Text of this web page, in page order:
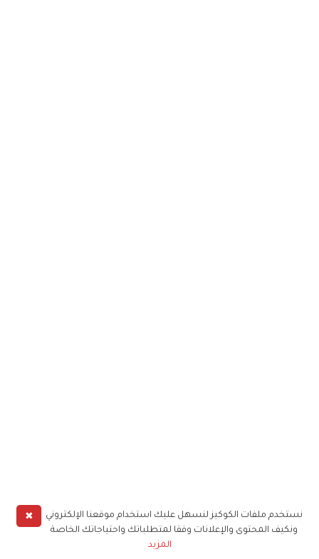
✖
نستخدم ملفات الكوكيز لنسهل عليك استخدام موقعنا الإلكتروني
ونكيف المحتوى والإعلانات وفقا لمتطلباتك واحتياجاتك الخاصة
المزيد